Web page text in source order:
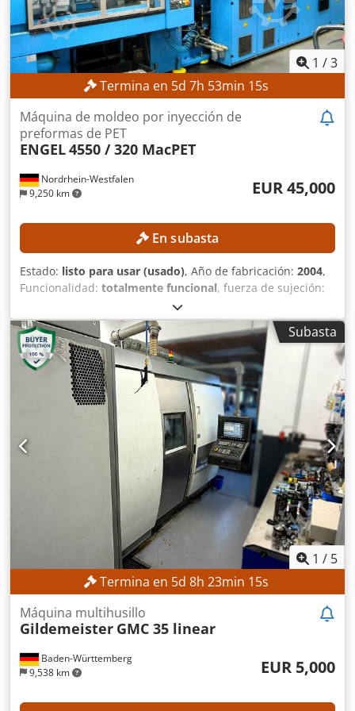
1 /3
Termina en 5d 7h 53min 12s
Nordrhein-Westfalen
9,250 km
Máquina de moldeo por inyección de
preformas de PET
ENGEL4550 / 320 MacPET
EUR 45,000
En subasta
Estado: listo para usar (usado), Año de fabricación: 2004,
Funcionalidad: totalmente funcional, fuerza de sujeción:
, peso de inyección:6,935 g
transportador de tornillo:130 mm, capacidad de
producción:17,000 unidad/h, DETALLES TÉCNICOS Fuerza
de cierre: 320 t Peso de inyección: 6935 g Diámetro del
tornillo: 130 mm Rendimiento: 17 000 preformas/h
DETALLES DE LA MÁQUINA Dimensiones: 72 cavidades, 4
etapas EQUIPAMIENTO Sistema de extracción de piezas
Cinta transportadora, capacidad de 1825 unidades/hora
Cedpfx Ahjzmxdlsiorf Robot TPS TRT-M4-72-E Se puede
seleccionar una de las dos opciones para el molde: Opción
1: Molde MHT de 72 cavidades para preformas de 30,8 g,
tipo PCO 1810 o 1881 (tipo "shorty", cuello de 28 mm,
botellas de 1,5 litros) Opción 2: 72 juegos de núcleos para
preformas de 27,8 g, tipo PCO 1810 o 1881 (tipo "shorty",
cuello de 28 mm, botellas de 1,0 litro) Nota: Además de la
máquina, solo se necesita un secador y un sistema de
enfriamiento para iniciar la producción.
Subasta
1 / 5
Termina en 5d 8h 23min 12s
Baden-Württemberg
9,538 km
Máquina multihusillo
Gildemeister GMC 35 linear
EUR 5,000